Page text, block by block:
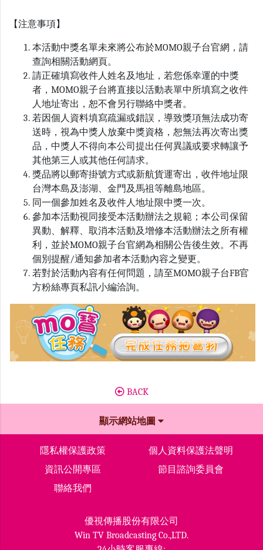
【注意事項】
本活動中獎名單未來將公布於MOMO親子台官網，請
查詢相關活動網頁。
請正確填寫收件人姓名及地址，若您係幸運的中獎
者，MOMO親子台將直接以活動表單中所填寫之收件
人地址寄出，恕不會另行聯絡中獎者。
若因個人資料填寫疏漏或錯誤，導致獎項無法成功寄
送時，視為中獎人放棄中獎資格，恕無法再次寄出獎
品，中獎人不得向本公司提出任何異議或要求轉讓予
其他第三人或其他任何請求。
獎品將以郵寄掛號方式或新航貨運寄出，收件地址限
台灣本島及澎湖、金門及馬祖等離島地區。
同一個參加姓名及收件人地址限中獎一次。
參加本活動視同接受本活動辦法之規範；本公司保留
異動、解釋、取消本活動及增修本活動辦法之所有權
利，並於MOMO親子台官網為相關公告後生效。不再
個別提醒/通知參加者本活動內容之變更。
若對於活動內容有任何問題，請至MOMO親子台FB官
方粉絲專頁私訊小編洽詢。
BACK
顯示網站地圖
隱私權保護政策
個人資料保護法聲明
資訊公開專區
節目諮詢委員會
聯絡我們
優視傳播股份有限公司
Win TV Broadcasting Co.,LTD.